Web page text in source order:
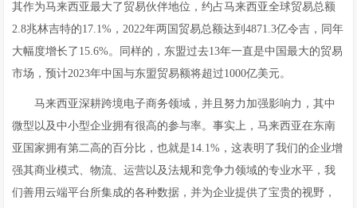
其作为马来西亚最大了贸易伙伴地位，约占马来西亚全球贸易总额
2.8兆林吉特的17.1%，2022年两国贸易总额达到4871.3亿令吉，同年
大幅度增长了15.6%。同样的，东盟过去13年一直是中国最大的贸易
市场，预计2023年中国与东盟贸易额将超过1000亿美元。
马来西亚深耕跨境电子商务领域，并且努力加强影响力，其中
微型以及中小型企业拥有很高的参与率。事实上，马来西亚在东南
亚国家拥有第二高的百分比，也就是14.1%，这表明了我们的企业增
强其商业模式、物流、运营以及法规和竞争力领域的专业水平，我
们善用云端平台所集成的各种数据，并为企业提供了宝贵的视野，